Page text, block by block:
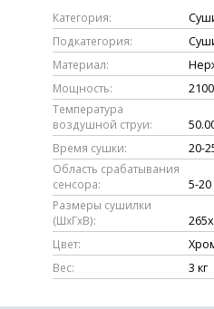
Категория:
Подкатегория:
Материал:
Мощность:
Температура
воздушной струи:
Время сушки: 20-
Область срабатывания
сенсора:
5-20
Размеры сушилки
(ШxГхВ):
Цвет:
Вес: 3 кг